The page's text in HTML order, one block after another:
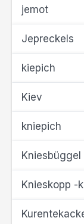
jemot
Jepreckels
kiepich
Kiev
kniepich
Kniesbüggel
Knieskopp -